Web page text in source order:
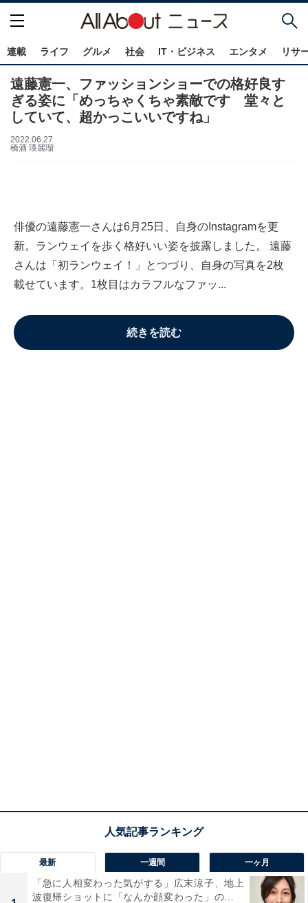
連載 ライフ グルメ 社会 IT・ビジネス エンタメ リサ
遠藤憲一、ファッションショーでの格好良す
ぎる姿に「めっちゃくちゃ素敵です 堂々と
していて、超かっこいいですね」
2022.06.27
橋酒 瑛麗瑠
俳優の遠藤憲一さんは6月25日、自身のInstagramを更
新。ランウェイを歩く格好いい姿を披露しました。 遠藤
さんは「初ランウェイ！」とつづり、自身の写真を2枚
載せています。1枚目はカラフルなファッ...
続きを読む
最新 一週間 一ヶ月
「急に人相変わった気がする」広末涼子、地上
波復帰ショットに「なんか顔変わった」の...